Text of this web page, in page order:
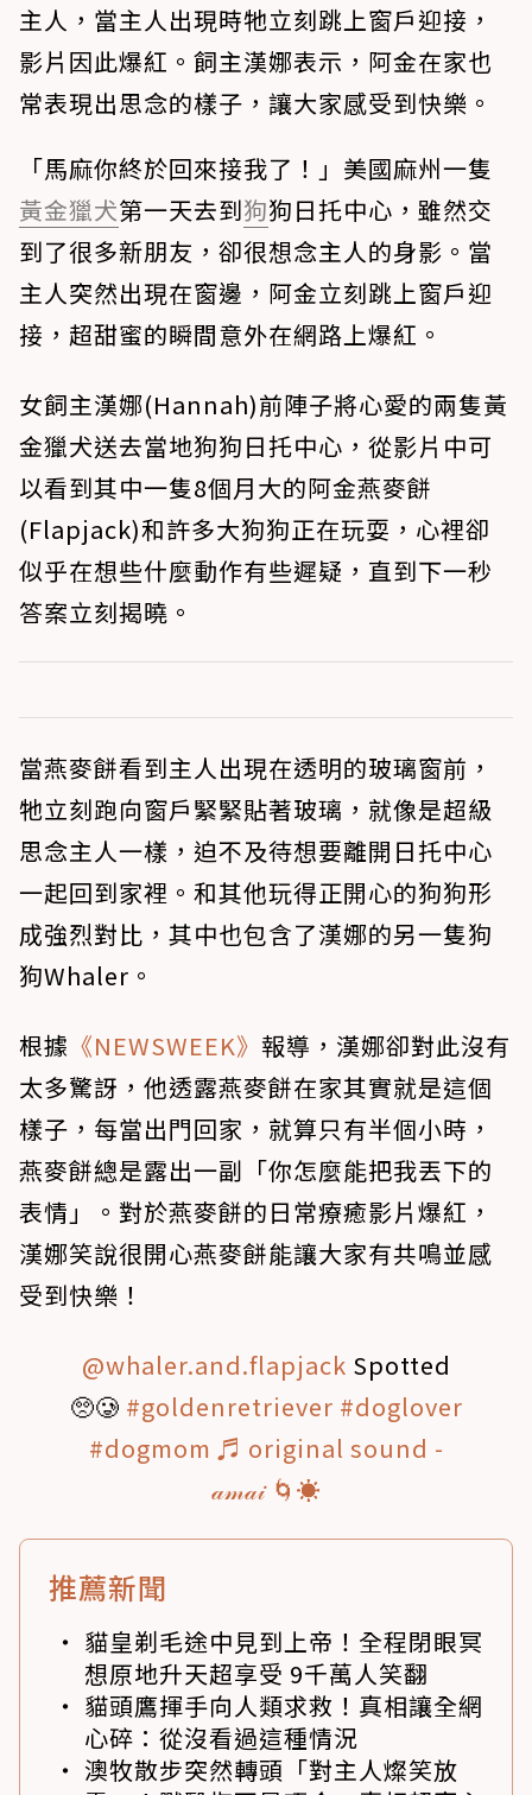
主人，當主人出現時牠立刻跳上窗戶迎接，
影片因此爆紅。飼主漢娜表示，阿金在家也
常表現出思念的樣子，讓大家感受到快樂。
「馬麻你終於回來接我了！」美國麻州一隻
黃金獵犬第一天去到狗狗日托中心，雖然交
到了很多新朋友，卻很想念主人的身影。當
主人突然出現在窗邊，阿金立刻跳上窗戶迎
接，超甜蜜的瞬間意外在網路上爆紅。
女飼主漢娜(Hannah)前陣子將心愛的兩隻黃
金獵犬送去當地狗狗日托中心，從影片中可
以看到其中一隻8個月大的阿金燕麥餅
(Flapjack)和許多大狗狗正在玩耍，心裡卻
似乎在想些什麼動作有些遲疑，直到下一秒
答案立刻揭曉。
當燕麥餅看到主人出現在透明的玻璃窗前，
牠立刻跑向窗戶緊緊貼著玻璃，就像是超級
思念主人一樣，迫不及待想要離開日托中心
一起回到家裡。和其他玩得正開心的狗狗形
成強烈對比，其中也包含了漢娜的另一隻狗
狗Whaler。
根據 《NEWSWEEK》 報導，漢娜卻對此沒有
太多驚訝，他透露燕麥餅在家其實就是這個
樣子，每當出門回家，就算只有半個小時，
燕麥餅總是露出一副「你怎麼能把我丟下的
表情」。對於燕麥餅的日常療癒影片爆紅，
漢娜笑說很開心燕麥餅能讓大家有共鳴並感
受到快樂！
@whaler.and.flapjack Spotted
🥺🥲 #goldenretriever #doglover
#dogmom ♬ original sound -
𝒶𝓂𝒶𝒾 🌀☀️
推薦新聞
貓皇剃毛途中見到上帝！全程閉眼冥
想原地升天超享受 9千萬人笑翻
貓頭鷹揮手向人類求救！真相讓全網
心碎：從沒看過這種情況
澳牧散步突然轉頭「對主人燦笑放